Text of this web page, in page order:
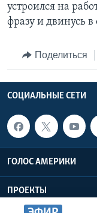
устроился на
фразу и двинусь
Поделиться
СОЦИАЛЬНЫЕ СЕТИ
ГОЛОС АМЕРИКИ
ПРОЕКТЫ